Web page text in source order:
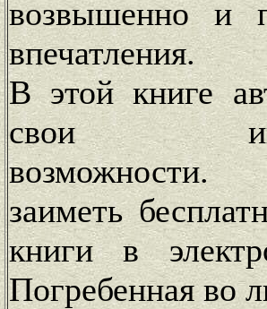
возвышенно и
впечатления.
В этой книге
свои
заиметь
книги в
Погребенная во